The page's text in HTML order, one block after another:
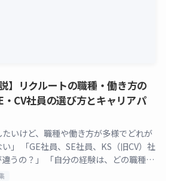
】リクルートの職種・働き方の
・CV社員の選び方とキャリアパ
たいけど、職種や働き方が多様でどれが
」 「GE社員、SE社員、KS（旧CV）社
うの？」 「自分の経験は、どの職種で
革新的なサービスを次 [&hellip;]